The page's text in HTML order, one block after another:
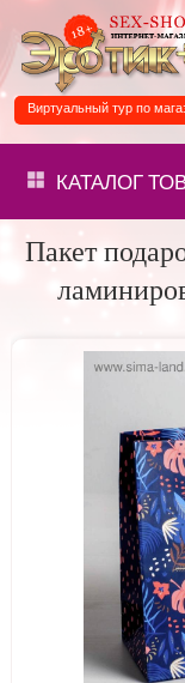
Виртуальный тур по
КАТАЛОГ
Пакет